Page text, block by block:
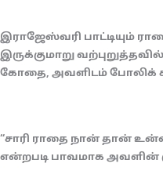
இராஜேஸ்வரி பாட்டியும்
இருக்குமாறு
கோதை, அவளிடம் போலிக்
“சாரி ராதை நான் தான்
என்றபடி பாவமாக அவளின்